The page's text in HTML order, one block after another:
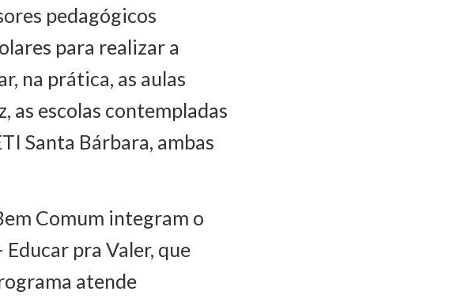
pedagógicos
para realizar a
na prática, as aulas
as escolas contempladas
Santa Bárbara, ambas
Comum integram o
pra Valer, que
atende